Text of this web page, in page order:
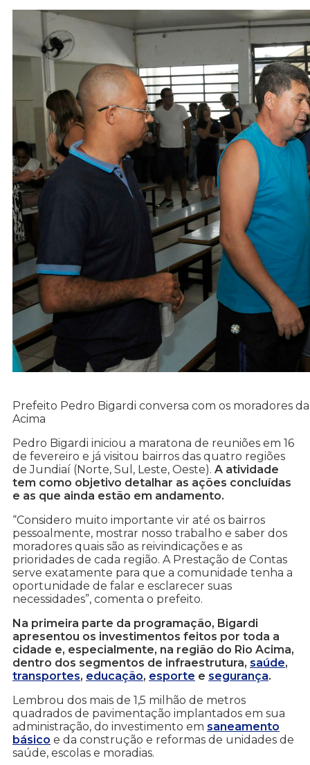
Prefeito Pedro Bigardi conversa com os moradores
Acima
Pedro Bigardi iniciou a maratona de reuniões em 16
de fevereiro e já visitou bairros das quatro regiões
de Jundiaí (Norte, Sul, Leste, Oeste). A atividade
tem como objetivo detalhar as ações concluídas
e as que ainda estão em andamento.
“Considero muito importante vir até os bairros
pessoalmente, mostrar nosso trabalho e saber dos
moradores quais são as reivindicações e as
prioridades de cada região. A Prestação de Contas
serve exatamente para que a comunidade tenha a
oportunidade de falar e esclarecer suas
necessidades”, comenta o prefeito.
Na primeira parte da programação, Bigardi
apresentou os investimentos feitos por toda a
cidade e, especialmente, na região do Rio Acima,
dentro dos segmentos de infraestrutura, saúde,
transportes, educação, esporte e segurança.
Lembrou dos mais de 1,5 milhão de metros
quadrados de pavimentação implantados em sua
administração, do investimento em saneamento
básico e da construção e reformas de unidades de
saúde, escolas e moradias.